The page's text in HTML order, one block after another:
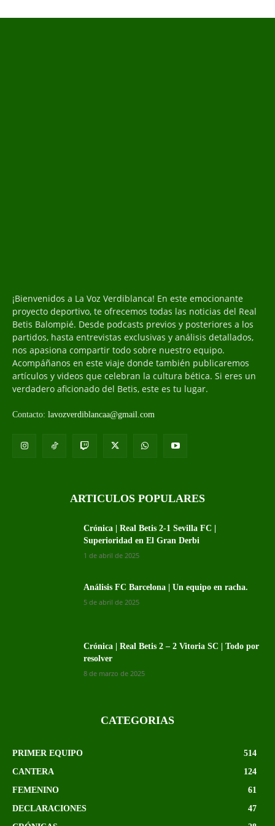
¡Bienvenidos a La Voz Verdiblanca! En este emocionante
proyecto deportivo, te ofrecemos todas las noticias del Real
Betis Balompié. Desde podcasts previos y posteriores a los
partidos, hasta entrevistas exclusivas y análisis detallados,
nos apasiona compartir todo sobre nuestro equipo.
Acompáñanos en este viaje donde también publicaremos
artículos y videos que celebran la cultura bética. Si eres un
verdadero aficionado del Betis, este es tu lugar.
Contacto: lavozverdiblancaa@gmail.com
ARTICULOS POPULARES
Crónica | Real Betis 2-1 Sevilla FC |
Superioridad en El Gran Derbi
1 de abril de 2025
Análisis FC Barcelona | Un equipo en racha.
5 de abril de 2025
Crónica | Real Betis 2 – 2 Vitoria SC | Todo por
resolver
8 de marzo de 2025
CATEGORIAS
PRIMER EQUIPO
514
CANTERA
124
FEMENINO
61
DECLARACIONES
47